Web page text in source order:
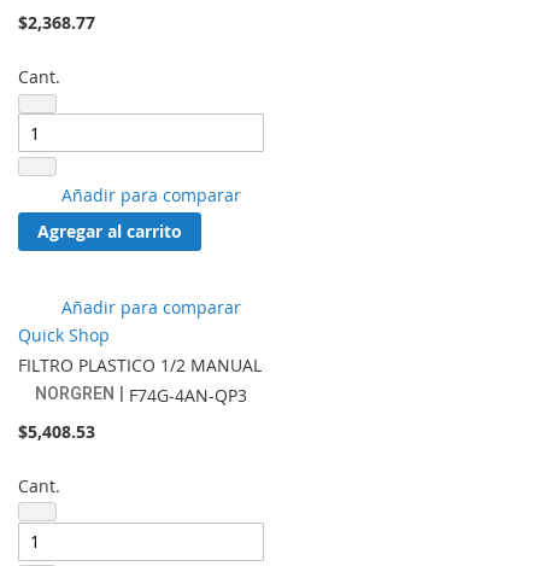
$2,368.77
Cant.
Añadir
a
lista
Añadir para comparar
Agregar al carrito
Añadir
a
de
favoritos
Añadir para comparar
Quick Shop
FILTRO PLASTICO 1/2 MANUAL
NORGREN
F74G-4AN-QP3
$5,408.53
Cant.